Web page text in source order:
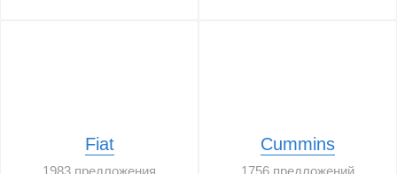
Fiat
1983 предложения
Cummins
1756 предложений